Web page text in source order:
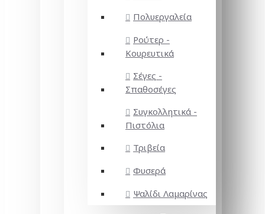
Πολυεργαλεία
Ρούτερ -
Κουρευτικά
Σέγες -
Σπαθοσέγες
Συγκολλητικά -
Πιστόλια
Τριβεία
Φυσερά
Ψαλίδι Λαμαρίνας